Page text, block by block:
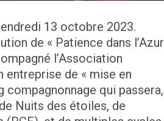
13 octobre 2023.
de « Patience dans l’Azur
l’Association
entreprise de « mise en
compagnonnage qui passera,
Nuits des étoiles, de